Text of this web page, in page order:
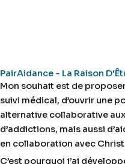
PairAidance - La Raison
Mon souhait est de
suivi médical, d’ouvrir une
alternative collaborative
d’addictions, mais aussi
en collaboration avec
C’est pourquoi j’ai